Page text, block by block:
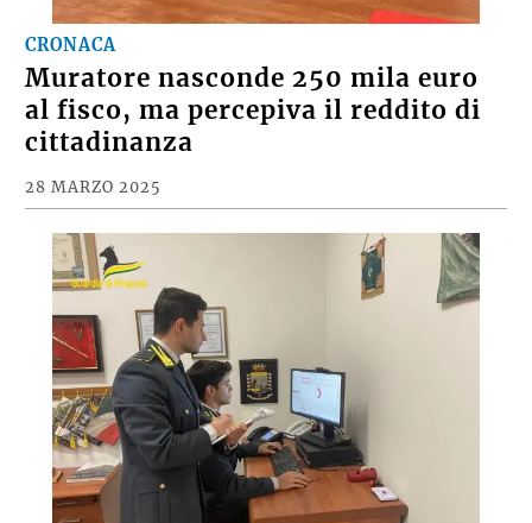
CRONACA
Muratore nasconde 250 mila euro
al fisco, ma percepiva il reddito di
cittadinanza
28 MARZO 2025